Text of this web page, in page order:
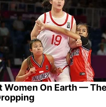
Women On Earth —